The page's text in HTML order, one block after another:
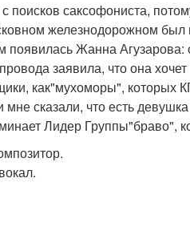
саксофониста,
железнодорожном был
появилась Жанна
заявила, что она
как"мухоморы", которых
сказали, что есть
Лидер Группы"браво",